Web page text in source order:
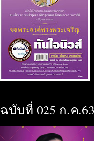
ฉบับที่ 025 ก.ค.63